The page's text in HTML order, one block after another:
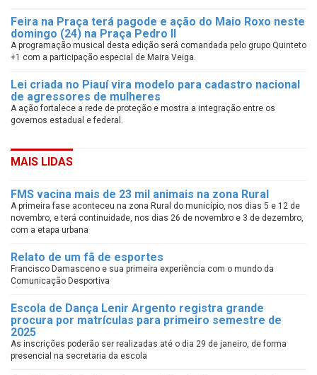
Feira na Praça terá pagode e ação do Maio Roxo neste
domingo (24) na Praça Pedro II
A programação musical desta edição será comandada pelo grupo Quinteto
+1 com a participação especial de Maira Veiga.
Lei criada no Piauí vira modelo para cadastro nacional
de agressores de mulheres
A ação fortalece a rede de proteção e mostra a integração entre os
governos estadual e federal.
MAIS LIDAS
FMS vacina mais de 23 mil animais na zona Rural
A primeira fase aconteceu na zona Rural do município, nos dias 5 e 12 de
novembro, e terá continuidade, nos dias 26 de novembro e 3 de dezembro,
com a etapa urbana
Relato de um fã de esportes
Francisco Damasceno e sua primeira experiência com o mundo da
Comunicação Desportiva
Escola de Dança Lenir Argento registra grande
procura por matrículas para primeiro semestre de
2025
As inscrições poderão ser realizadas até o dia 29 de janeiro, de forma
presencial na secretaria da escola